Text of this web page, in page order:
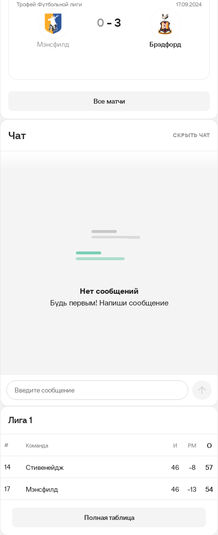
Трофей Футбольной лиги 17.09.2024
Мэнсфилд
0-3
Брэдфорд
Все матчи
Чат СКРЫТЬ ЧАТ
Нет сообщений
Будь первым! Напиши сообщение
Лига 1
# Команда И РМ О
14 Стивенейдж 46 -8 57
17 Мэнсфилд 46 -13 54
Полная таблица